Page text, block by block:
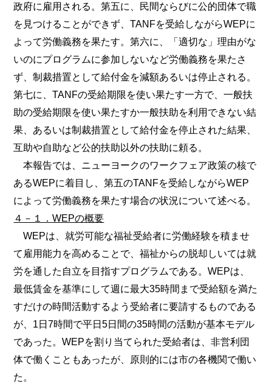
政府に雇用される。第五に、民間ならびに公的団体で職
を見つけることができず、TANFを受給しながらWEPに
よって労働義務を果たす。第六に、「適切な」理由がな
いのにプログラムに参加しないなど労働義務を果たさ
ず、制裁措置として給付金を減額あるいは停止される。
第七に、TANFの受給期限を使い果たす一方で、一般扶
助の受給期限を使い果たすか一般扶助を利用できない結
果、あるいは制裁措置として給付金を停止された結果、
互助や自助など公的扶助以外の扶助に頼る。
本報告では、ニューヨークのワークフェア政策の核で
あるWEPに着目し、第五のTANFを受給しながらWEP
によって労働義務を果たす場合の状況について述べる。
４－１．WEPの概要
WEPは、就労可能な福祉受給者に労働経験を積ませ
て雇用能力を高めることで、福祉からの脱却しいては就
労を通した自立を目指すプログラムである。WEPは、
最低賃金を基準にして週に最大35時間まで受給額を満た
すだけの時間活動するよう受給者に要請するものである
が、1日7時間で平日5日間の35時間の活動が基本モデル
であった。WEPを割り当てられた受給者は、非営利団
体で働くこともあったが、原則的には市の各機関で働い
た。